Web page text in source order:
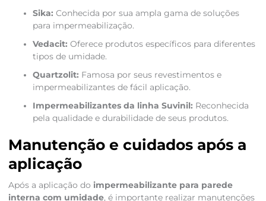
Sika: Conhecida por sua ampla gama de soluções
para impermeabilização.
Vedacit: Oferece produtos específicos para diferentes
tipos de umidade.
Quartzolit: Famosa por seus revestimentos e
impermeabilizantes de fácil aplicação.
Impermeabilizantes da linha Suvinil: Reconhecida
pela qualidade e durabilidade de seus produtos.
Manutenção e cuidados após a
aplicação
Após a aplicação do impermeabilizante para parede
interna com umidade, é importante realizar manutenções